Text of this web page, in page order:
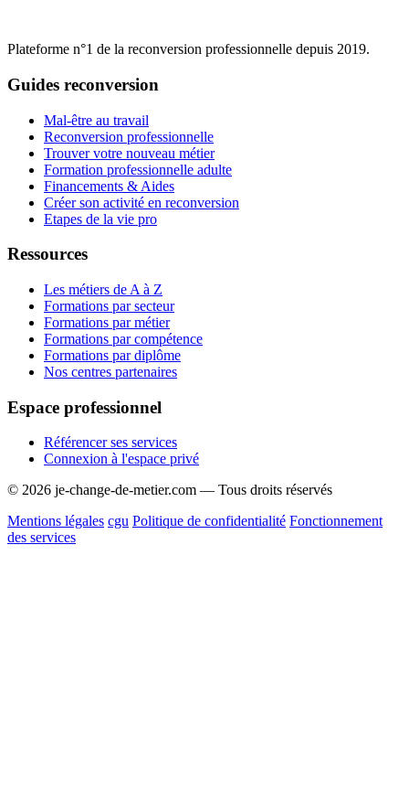
Plateforme n°1 de la reconversion professionnelle depuis 2019.
Guides reconversion
Mal-être au travail
Reconversion professionnelle
Trouver votre nouveau métier
Formation professionnelle adulte
Financements & Aides
Créer son activité en reconversion
Etapes de la vie pro
Ressources
Les métiers de A à Z
Formations par secteur
Formations par métier
Formations par compétence
Formations par diplôme
Nos centres partenaires
Espace professionnel
Référencer ses services
Connexion à l'espace privé
© 2026 je-change-de-metier.com — Tous droits réservés
Mentions légales cgu Politique de confidentialité Fonctionnement
des services